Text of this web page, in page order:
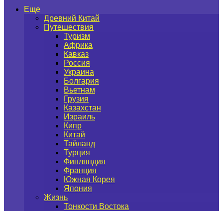
Еще
Древний Китай
Путешествия
Туризм
Африка
Кавказ
Россия
Украина
Болгария
Вьетнам
Грузия
Казахстан
Израиль
Кипр
Китай
Тайланд
Турция
Финляндия
Франция
Южная Корея
Япония
Жизнь
Тонкости Востока